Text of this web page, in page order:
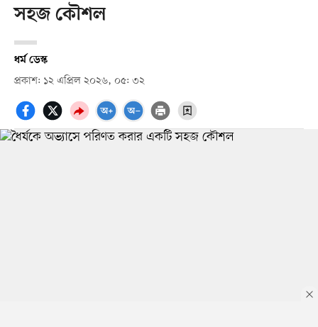
সহজ কৌশল
ধর্ম ডেস্ক
প্রকাশ: ১২ এপ্রিল ২০২৬, ০৫: ৩২